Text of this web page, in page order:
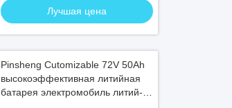
Лучшая цена
Pinsheng Cutomizable 72V 50Ah
высокоэффективная литийная
батарея электромобиль литий-